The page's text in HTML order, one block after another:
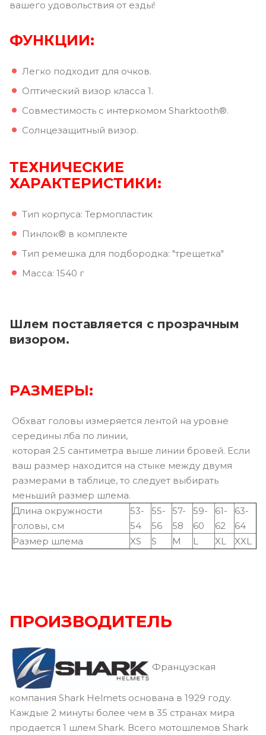
вашего удовольствия от езды!
ФУНКЦИИ:
Легко подходит для очков.
Оптический визор класса 1.
Совместимость с интеркомом Sharktooth®.
Солнцезащитный визор.
ТЕХНИЧЕСКИЕ
ХАРАКТЕРИСТИКИ:
Тип корпуса: Термопластик
Пинлок® в комплекте
Тип ремешка для подбородка: "трещетка"
Масса: 1540 г
Шлем поставляется с прозрачным
визором.
РАЗМЕРЫ:
Обхват головы измеряется лентой на уровне
середины лба по линии,
которая 2.5 сантиметра выше линии бровей. Если
ваш размер находится на стыке между двумя
размерами в таблице, то следует выбирать
меньший размер шлема.
Длина окружности
головы, см
53-
54
55-
56
57-
58
59-
60
61-
62
63-
64
Размер шлема
XS S M L XL XXL
ПРОИЗВОДИТЕЛЬ
Французская
компания Shark Helmets основана в 1929 году.
Каждые 2 минуты более чем в 35 странах мира
продается 1 шлем Shark. Всего мотошлемов Shark